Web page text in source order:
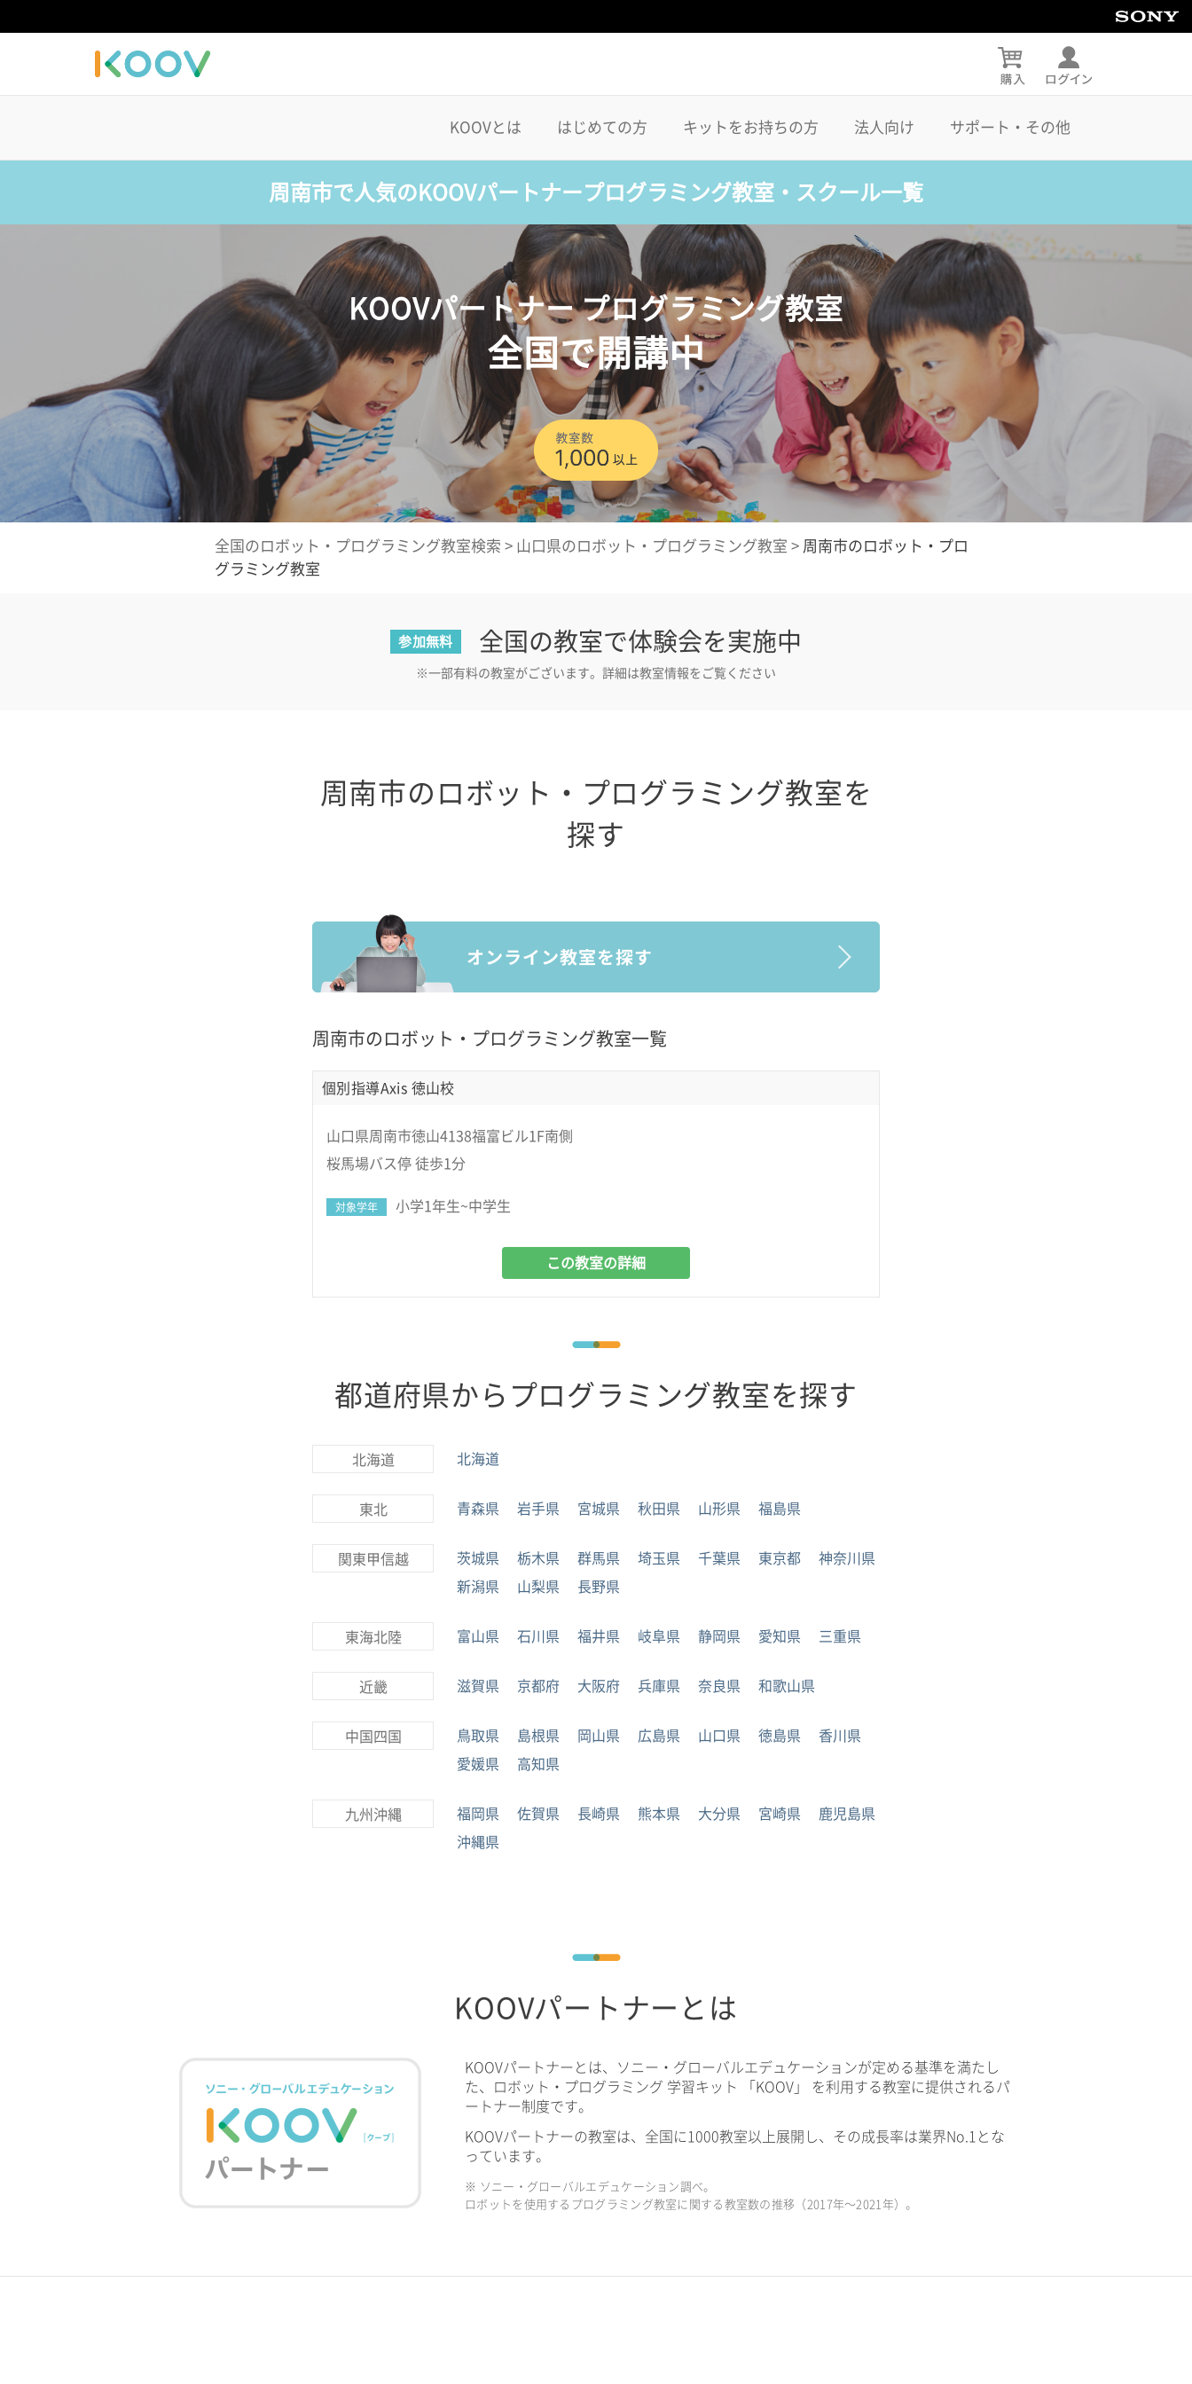
KOOVとは はじめての方 キットをお持ちの方 法人向け サポート・その他
周南市で人気のKOOVパートナープログラミング教室・スクール一覧
KOOVパートナー プログラミング教室
全国で開講中
全国のロボット・プログラミング教室検索 > 山口県のロボット・プログラミング教室 > 周南市のロボット・プロ
グラミング教室
参加無料 全国の教室で体験会を実施中
※一部有料の教室がございます。詳細は教室情報をご覧ください
周南市のロボット・プログラミング教室を
探す
周南市のロボット・プログラミング教室一覧
個別指導Axis 徳山校
山口県周南市徳山4138福富ビル1F南側
桜馬場バス停 徒歩1分
対象学年 小学1年生~中学生
この教室の詳細
都道府県からプログラミング教室を探す
北海道 北海道
東北 青森県 岩手県 宮城県 秋田県 山形県 福島県
関東甲信越 茨城県 栃木県 群馬県 埼玉県 千葉県 東京都
神奈川県
新潟県
山梨県 長野県
東海北陸 富山県 石川県 福井県 岐阜県 静岡県 愛知県 三重県
近畿 滋賀県 京都府 大阪府 兵庫県 奈良県 和歌山県
中国四国 鳥取県 島根県 岡山県 広島県 山口県 徳島県
香川県
愛媛県
高知県
九州沖縄 福岡県 佐賀県 長崎県 熊本県 大分県 宮崎県
鹿児島県
沖縄県
KOOVパートナーとは
KOOVパートナーとは、ソニー・グローバルエデュケーションが定める基準を満たし
た、ロボット・プログラミング 学習キット 「KOOV」 を利用する教室に提供されるパ
ートナー制度です。
KOOVパートナーの教室は、全国に1000教室以上展開し、その成長率は業界No.1とな
っています。
※ ソニー・グローバルエデュケーション調べ。
ロボットを使用するプログラミング教室に関する教室数の推移（2017年〜2021年）。